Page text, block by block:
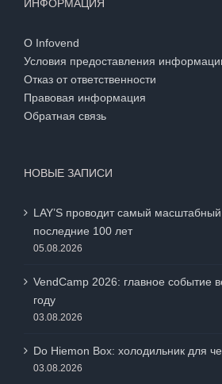
Условия предоставления информации
Отказ от ответственности
Правовая информация
Обратная связь
последние 100 лет
05.08.2026
году
03.08.2026
03.08.2026